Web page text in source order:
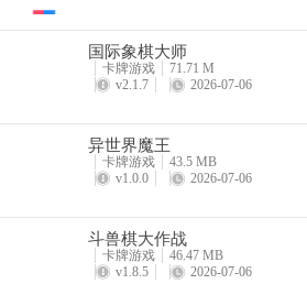
平台让你嗨到爆。
4、丰富的装饰品可以进行给蛋糕进行美
5、尝试更多的乐趣才能不断成长，尝试
6、线上的游戏搜索速度很快，最想玩的
国际象棋大师
卡牌游戏
71.71 M
v2.1.7
2026-07-06
异世界魔王
卡牌游戏
43.5 MB
v1.0.0
2026-07-06
斗兽棋大作战
卡牌游戏
46.47 MB
v1.8.5
2026-07-06